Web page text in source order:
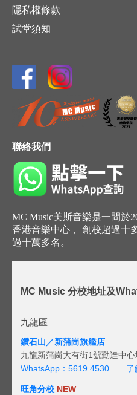
隱私權條款
試堂須知
聯絡我們
MC Music美斯音樂是一間於
香港音樂中心， 創校超過十
過十萬多名。
MC Music 分校地址及
九龍區
鑽石山／新蒲崗旗艦店
九龍新蒲崗大有街1號勤達中
WhatsApp：5619 4530
了
旺角分校 NEW